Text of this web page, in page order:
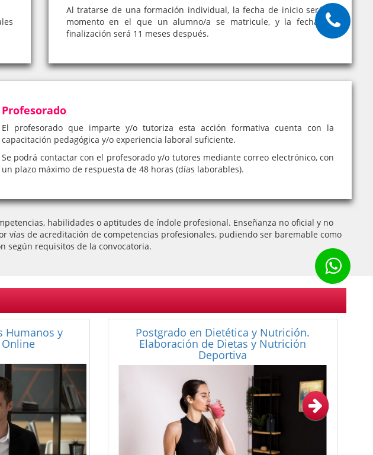
Al tratarse de una formación individual, la fecha de inicio será el
momento en el que un alumno/a se matricule, y la fecha de
finalización será 11 meses después.
Profesorado
El profesorado que imparte y/o tutoriza esta acción formativa cuenta con la
capacitación pedagógica y/o experiencia laboral suficiente.
Se podrá contactar con el profesorado y/o tutores mediante correo electrónico, con
un plazo máximo de respuesta de 48 horas (días laborables).
habilidades o aptitudes de índole profesional. Enseñanza no oficial y no
de acreditación de competencias profesionales, pudiendo ser baremable como
según requisitos de la convocatoria.
Personal y Postgrado en Solución de Conflictos:
Mediación Civil y Mercantil y Mediación
Familiar Online